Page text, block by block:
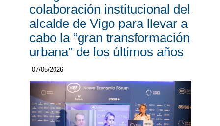
colaboración institucional del
alcalde de Vigo para llevar a
cabo la “gran transformación
urbana” de los últimos años
07/05/2026